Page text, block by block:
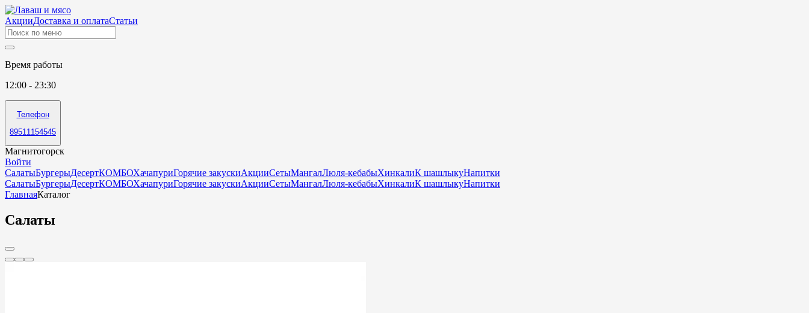
АкцииДоставка и оплатаСтатьи
Время работы
12:00 - 23:30
Телефон
89511154545
Магнитогорск
Войти
СалатыБургерыДесертКОМБОХачапуриГорячие закускиАкцииСетыМангалЛюля-кебабыХинкалиК шашлыкуНапитки
СалатыБургерыДесертКОМБОХачапуриГорячие закускиАкцииСетыМангалЛюля-кебабыХинкалиК шашлыкуНапитки
ГлавнаяКаталог
Салаты